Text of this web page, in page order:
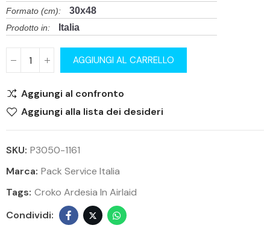
Formato (cm): 30x48
Prodotto in: Italia
AGGIUNGI AL CARRELLO
Aggiungi al confronto
Aggiungi alla lista dei desideri
SKU: P3050-1161
Marca: Pack Service Italia
Tags: Croko Ardesia In Airlaid